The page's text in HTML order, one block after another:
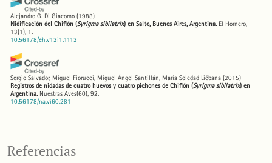
Alejandro G. Di Giacomo (1988)
Nidificación del Chiflón (Syrigma sibilatrix) en Salto, Buenos Aires, Argentina. El Hornero,
13(1), 1.
10.56178/eh.v13i1.1113
Sergio Salvador, Miguel Fiorucci, Miguel Ángel Santillán, María Soledad Liébana (2015)
Registros de nidadas de cuatro huevos y cuatro pichones de Chiflón (Syrigma sibilatrix) en
Argentina. Nuestras Aves(60), 92.
10.56178/na.vi60.281
Referencias